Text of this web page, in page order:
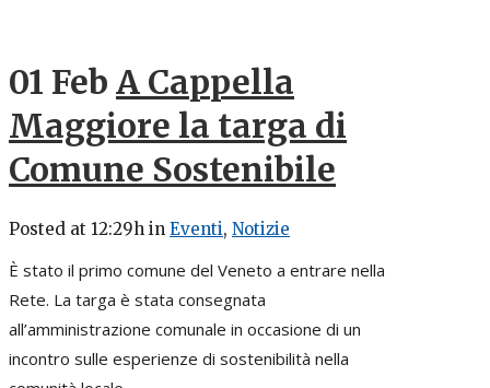
01 Feb A Cappella
Maggiore la targa di
Comune Sostenibile
Posted at 12:29h in Eventi, Notizie
È stato il primo comune del Veneto a entrare nella
Rete. La targa è stata consegnata
all’amministrazione comunale in occasione di un
incontro sulle esperienze di sostenibilità nella